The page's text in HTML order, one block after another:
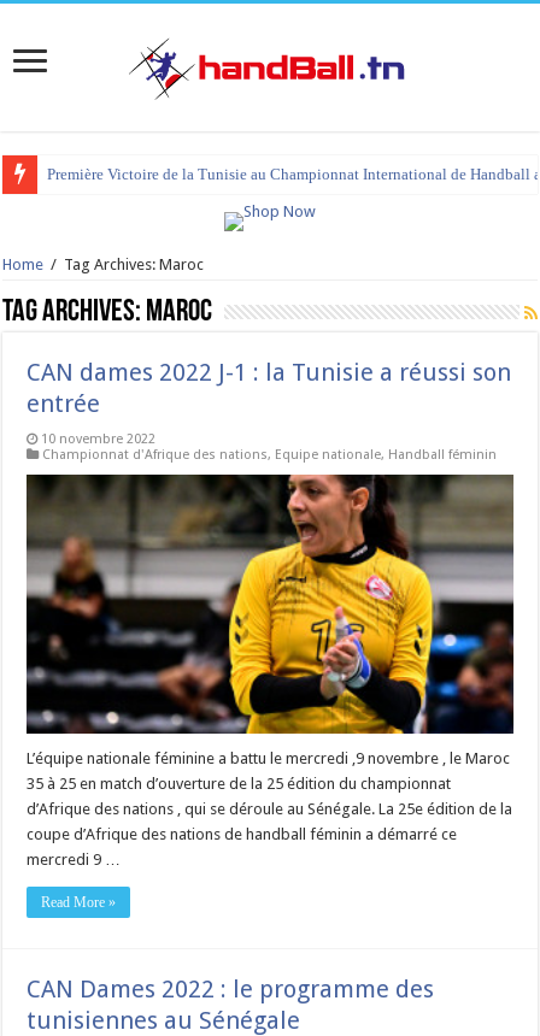
tournoi international Hammamet 2023 : programme et liste des joueurs
Home / Tag Archives: Maroc
Tag Archives: Maroc
CAN dames 2022 J-1 : la Tunisie a réussi son
entrée
10 novembre 2022
Championnat d'Afrique des nations, Equipe nationale, Handball féminin
L’équipe nationale féminine a battu le mercredi ,9 novembre , le Maroc
35 à 25 en match d’ouverture de la 25 édition du championnat
d’Afrique des nations , qui se déroule au Sénégale. La 25e édition de la
coupe d’Afrique des nations de handball féminin a démarré ce
mercredi 9 …
Read More »
CAN Dames 2022 : le programme des
tunisiennes au Sénégale